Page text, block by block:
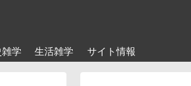
学 生活雑学 サイト情報